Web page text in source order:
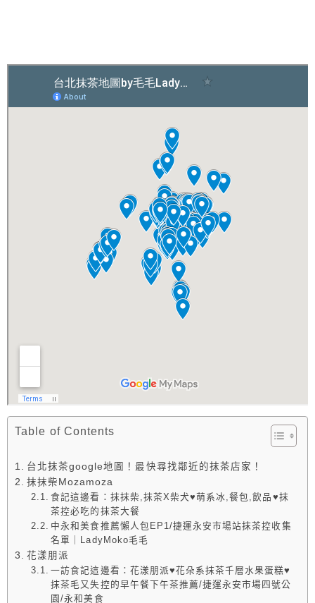
Table of Contents
台北抹茶google地圖！最快尋找鄰近的抹茶店家！
抹抹柴Mozamoza
食記這邊看：抹抹柴,抹茶X柴犬♥萌系冰,餐包,飲品♥抹
茶控必吃的抹茶大餐
中永和美食推薦懶人包EP1/捷運永安市場站抹茶控收集
名單｜LadyMoko毛毛
花漾朋派
一訪食記這邊看：花漾朋派♥花朵系抹茶千層水果蛋糕♥
抹茶毛又失控的早午餐下午茶推薦/捷運永安市場四號公
園/永和美食